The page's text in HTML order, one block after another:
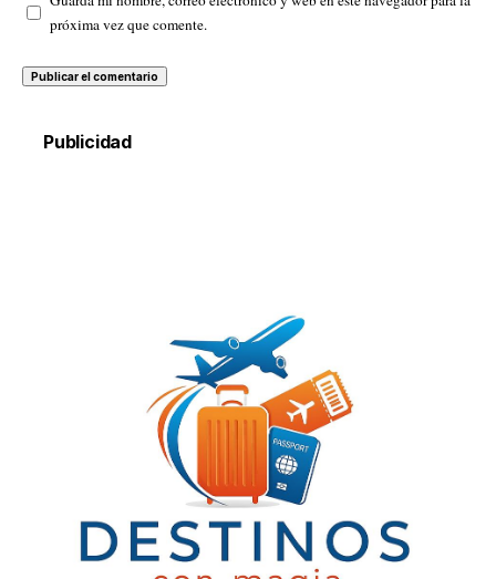
próxima vez que comente.
Publicidad